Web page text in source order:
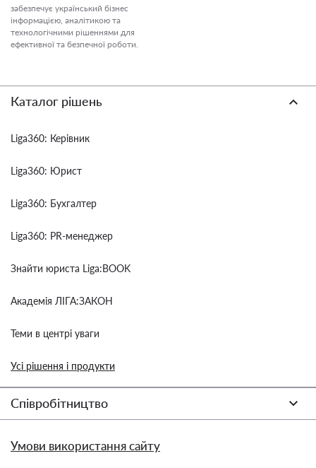
забезпечує український бізнес
інформацією, аналітикою та
технологічними рішеннями для
ефективної та безпечної роботи.
Каталог рішень
Liga360: Керівник
Liga360: Юрист
Liga360: Бухгалтер
Liga360: PR-менеджер
Знайти юриста Liga:BOOK
Академія ЛІГА:ЗАКОН
Теми в центрі уваги
Усі рішення і продукти
Співробітництво
Умови використання сайту